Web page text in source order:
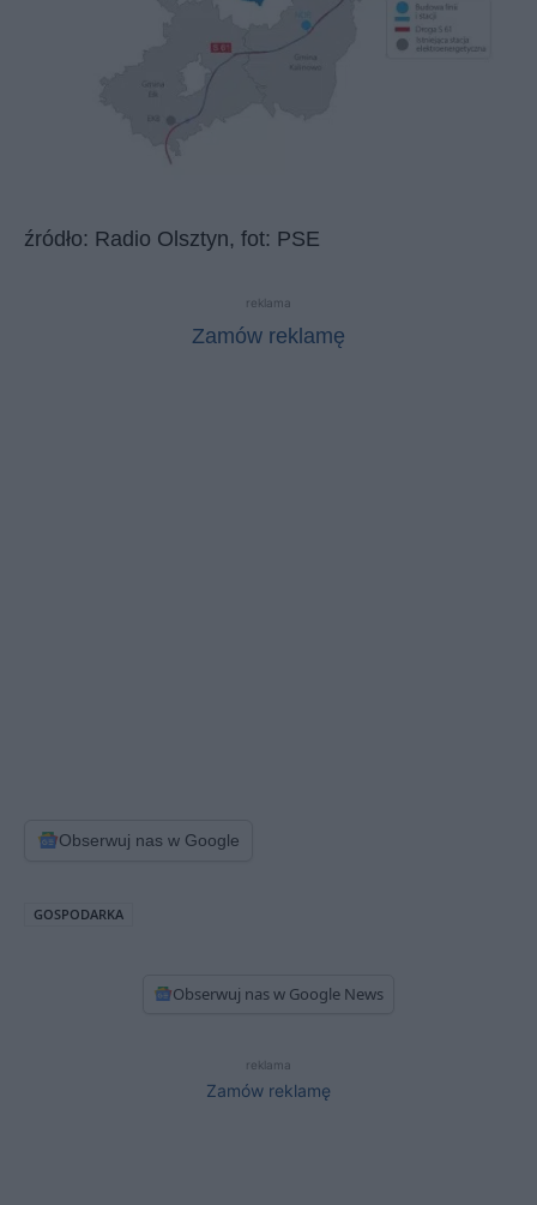
źródło: Radio Olsztyn, fot: PSE
reklama
Zamów reklamę
Obserwuj nas w Google
GOSPODARKA
Obserwuj nas w Google News
reklama
Zamów reklamę